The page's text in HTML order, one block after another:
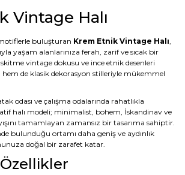
Vintage Halı
motiflerle buluşturan Krem Etnik Vintage Halı,
yaşam alanlarınıza ferah, zarif ve sıcak bir
vintage dokusu ve ince etnik desenleri
hem de klasik dekorasyon stilleriyle mükemmel
odası ve çalışma odalarında rahatlıkla
halı modeli; minimalist, bohem, İskandinav ve
tamamlayan zamansız bir tasarıma sahiptir.
bulunduğu ortamı daha geniş ve aydınlık
doğal bir zarafet katar.